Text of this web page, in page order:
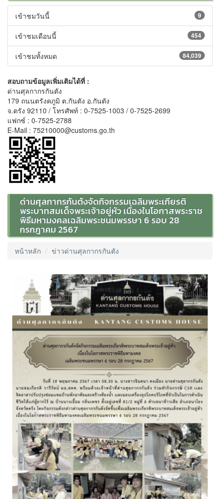
9
เข้าชมวันนี้
454
เข้าชมเดือนนี้
84,039
เข้าชมทั้งหมด
สอบถามข้อมูลเพิ่มเติมได้ที่ :
ด่านศุลกากรกันตัง
179 ถนนตรังคภูมิ ต.กันตัง อ.กันตัง
จ.ตรัง 92110 / โทรศัพท์ : 0-7525-1003 / 0-7525-2699
แฟกซ์ : 0-7525-2788
E-Mail : 75210000@customs.go.th
ด่านศุลกากรกันตังจัดกิจกรรมเฉลิมพระเกียรติ
พระบาทสมเด็จพระเจ้าอยู่หัว เนื่องในโอกาสพระราช
พิธีมหามงคลเฉลิมพระชนมพรรษา 6 รอบ 28
กรกฎาคม 2567
หน้าหลัก ข่าวด่านศุลกากรกันตัง